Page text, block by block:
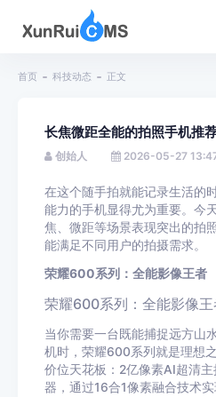
首页 科技动态 正文
长焦微距全能的拍照手机推
创始人 2026-05-27
在这个随手拍就能记录生活的
能力的手机显得尤为重要。今
焦、微距等场景表现突出的拍
能满足不同用户的拍摄需求。
荣耀600系列：全能影像王者
荣耀600系列：全能影像
当你需要一台既能捕捉远方山
机时，荣耀600系列就是理想
价位天花板：2亿像素AI超清
器，通过16合1像素融合技术